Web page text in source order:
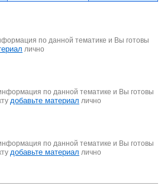
по данной тематике и Вы готовы
лично
по данной тематике и Вы готовы
добавьте материал лично
по данной тематике и Вы готовы
добавьте материал лично